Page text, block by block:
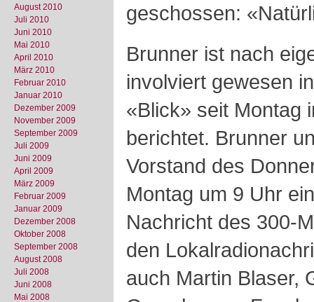
August 2010
Juli 2010
Juni 2010
Mai 2010
April 2010
März 2010
Februar 2010
Januar 2010
Dezember 2009
November 2009
September 2009
Juli 2009
Juni 2009
April 2009
März 2009
Februar 2009
Januar 2009
Dezember 2008
Oktober 2008
September 2008
August 2008
Juli 2008
Juni 2008
Mai 2008
geschossen:
Brunner ist nach
involviert gewesen
«Blick» seit Montag
berichtet. Brunner
Vorstand des
Montag um 9 Uhr
Nachricht des 300-
den
auch Martin Blaser,